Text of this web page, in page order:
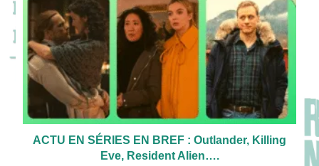
ACTU EN SÉRIES EN BREF : Outlander, Killing
Eve, Resident Alien….